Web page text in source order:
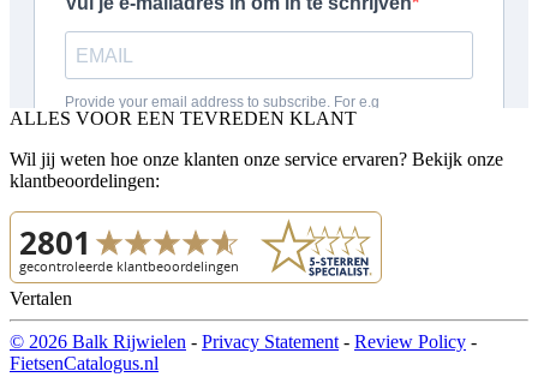
ALLES VOOR EEN TEVREDEN KLANT
Wil jij weten hoe onze klanten onze service ervaren? Bekijk onze
klantbeoordelingen:
Vertalen
© 2026 Balk Rijwielen - Privacy Statement - Review Policy -
FietsenCatalogus.nl